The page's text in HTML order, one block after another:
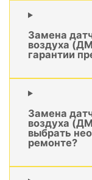
Замена
воздуха
гарантии
Замена
воздуха
выбрать
ремонте?